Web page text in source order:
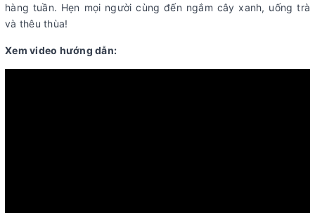
hàng tuần. Hẹn mọi người cùng đến ngắm cây xanh, uống trà
và thêu thùa!
Xem video hướng dẫn: